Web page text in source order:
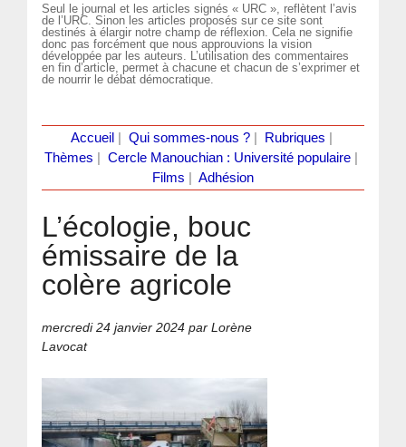
Seul le journal et les articles signés « URC », reflètent l’avis
de l’URC. Sinon les articles proposés sur ce site sont
destinés à élargir notre champ de réflexion. Cela ne signifie
donc pas forcément que nous approuvions la vision
développée par les auteurs. L’utilisation des commentaires
en fin d’article, permet à chacune et chacun de s’exprimer et
de nourrir le débat démocratique.
Accueil Qui sommes-nous ?| Rubriques
Thèmes
Cercle Manouchian : Université populaire
Films
Adhésion
L’écologie, bouc
émissaire de la
colère agricole
mercredi 24 janvier 2024 par Lorène
Lavocat